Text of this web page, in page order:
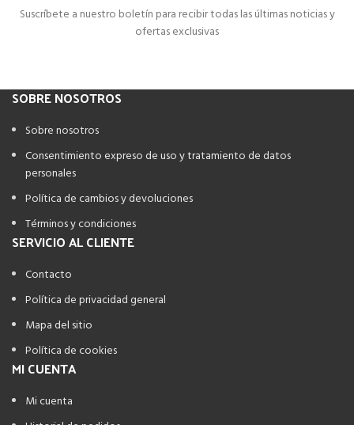
Suscríbete a nuestro boletín para recibir todas las últimas noticias y
ofertas exclusivas
SOBRE NOSOTROS
Sobre nosotros
Consentimiento expreso de uso y tratamiento de datos
personales
Política de cambios y devoluciones
Términos y condiciones
SERVICIO AL CLIENTE
Contacto
Política de privacidad general
Mapa del sitio
Política de cookies
MI CUENTA
Mi cuenta